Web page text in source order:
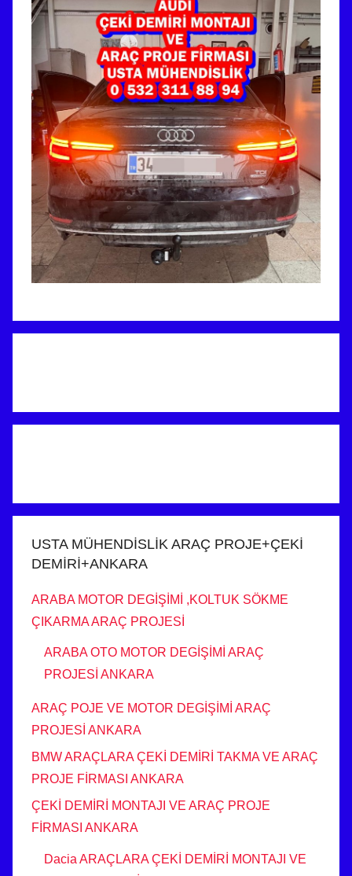
USTA MÜHENDİSLİK ARAÇ PROJE+ÇEKİ
DEMİRİ+ANKARA
ARABA MOTOR DEGİŞİMİ ,KOLTUK SÖKME
ÇIKARMA ARAÇ PROJESİ
ARABA OTO MOTOR DEGİŞİMİ ARAÇ
PROJESİ ANKARA
ARAÇ POJE VE MOTOR DEGİŞİMİ ARAÇ
PROJESİ ANKARA
BMW ARAÇLARA ÇEKİ DEMİRİ TAKMA VE ARAÇ
PROJE FİRMASI ANKARA
ÇEKİ DEMİRİ MONTAJI VE ARAÇ PROJE
FİRMASI ANKARA
Dacia ARAÇLARA ÇEKİ DEMİRİ MONTAJI VE